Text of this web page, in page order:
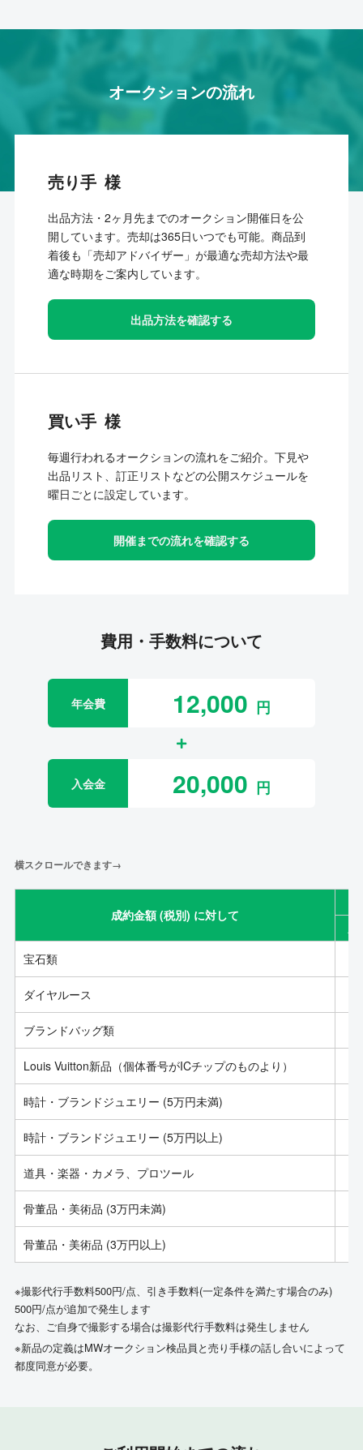
オークションの流れ
売り手
出品方法・2ヶ月先までのオークション開催日を公
開しています。売却は365日いつでも可能。商品到
着後も「売却アドバイザー」が最適な売却方法や最
適な時期をご案内しています。
出品方法を確認する
買い手
毎週行われるオークションの流れをご紹介。下見や
出品リスト、訂正リストなどの公開スケジュールを
曜日ごとに設定しています。
開催までの流れを確認する
費用・手数料について
年会費 12,000
入会金 20,000
横スクロールできます→
成約金額 (税別) に対して
宝石類
ダイヤルース
ブランドバッグ類
Louis Vuitton新品（個体番号がICチップのものより）
時計・ブランドジュエリー (5万円未満)
時計・ブランドジュエリー (5万円以上)
道具・楽器・カメラ、プロツール
骨董品・美術品 (3万円未満)
骨董品・美術品 (3万円以上)
※撮影代行手数料500円/点、引き手数料(一定条件を満たす場合のみ)
500円/点が追加で発生します
なお、ご自身で撮影する場合は撮影代行手数料は発生しません
※新品の定義はMWオークション検品員と売り手様の話し合いによって
都度同意が必要。